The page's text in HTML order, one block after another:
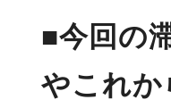
■今回の
やこれか